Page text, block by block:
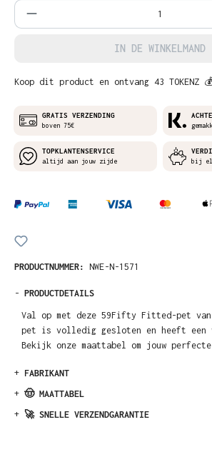
Producthoeveelheid:
IN DE WINKELMAND
Koop dit product en ontvang 43 TOKENZ
GRATIS VERZENDING
boven 75€
TOPKLANTENSERVICE
altijd aan jouw zijde
bij
PRODUCTNUMMER: NWE-N-1571
- PRODUCTDETAILS
Val op met deze 59Fifty Fitted-pet van
pet is volledig gesloten en heeft een
Bekijk onze maattabel om jouw
+ FABRIKANT
+ 🤠 MAATTABEL
+ 🚀 SNELLE VERZENDGARANTIE